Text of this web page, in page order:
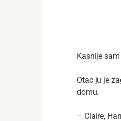
Kasnije
Otac ju je
domu.
– Claire,